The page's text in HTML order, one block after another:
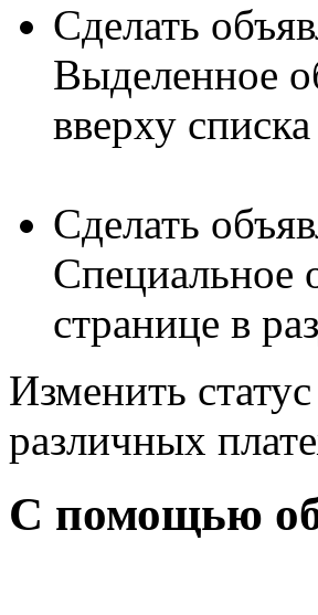
Сделать
Выделенное
вверху
Сделать
Специальное
странице в
Изменить
различных
С помощью